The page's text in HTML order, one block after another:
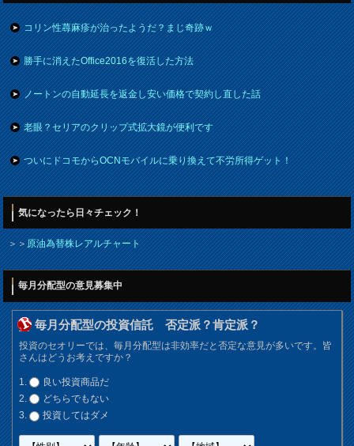
コリン性蕁麻疹が治ったようだ？まじ奇跡ｗ
勝手に消えたOffice2016を復活した方法
ノートンの自動延長を返金し安い価格で契約し直した話
老眼？セリアのクリップ式拡大鏡が便利です
ついにドコモからOCNモバイルに乗り換えて不労所得ゲット！
気になったら日々チェック！
＞＞原油為替株レアルチャート
毎月分配型の意見募集中
毎月分配型の投資信託 否定派？肯定派？
投資のセオリーでは、毎月分配型は非効率だと否定な意見が多いです。皆
さんはどうお考えですか？
良い投資商品だ
どちらでもない
投資してはダメ